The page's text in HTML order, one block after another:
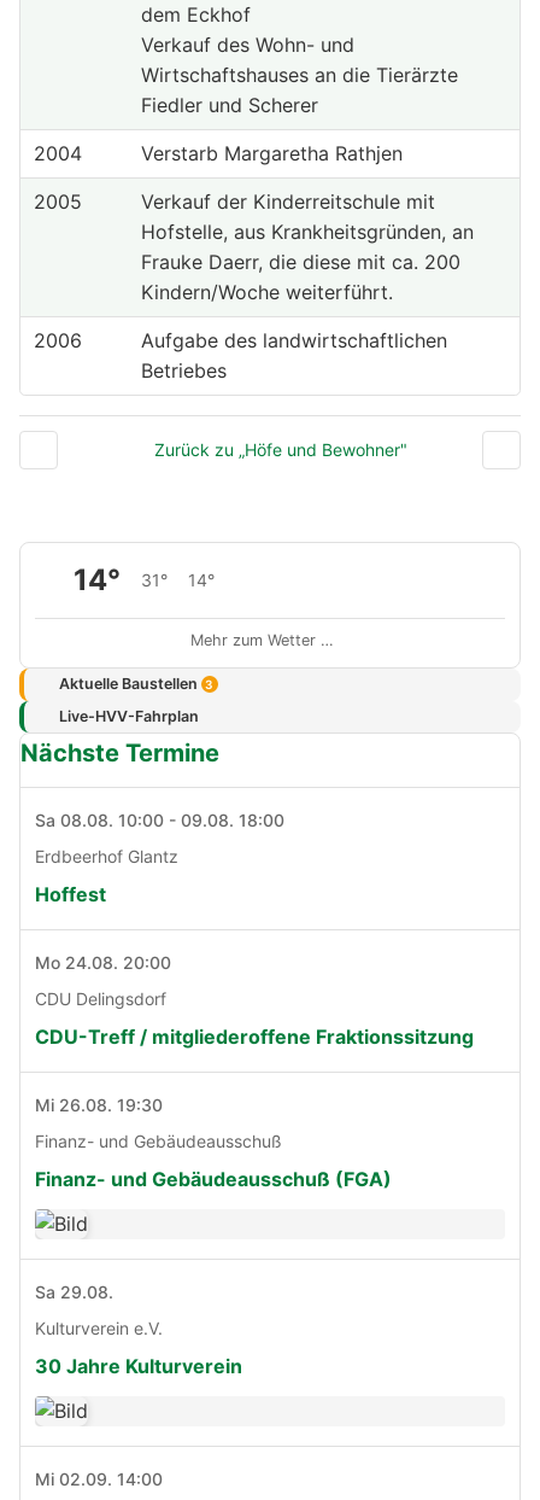
dem Eckhof
Verkauf des Wohn- und
Wirtschaftshauses an die Tierärzte
Fiedler und Scherer
2004
Verstarb Margaretha Rathjen
2005
Verkauf der Kinderreitschule mit
Hofstelle, aus Krankheitsgründen, an
Frauke Daerr, die diese mit ca. 200
Kindern/Woche weiterführt.
2006
Aufgabe des landwirtschaftlichen
Betriebes
Zurück zu „Höfe und Bewohner"
14° 31° 14°
Mehr zum Wetter …
Aktuelle Baustellen 3
Live-HVV-Fahrplan
Nächste Termine
Sa 08.08. 10:00 - 09.08. 18:00
Erdbeerhof Glantz
Hoffest
Mo 24.08. 20:00
CDU Delingsdorf
CDU-Treff / mitgliederoffene Fraktionssitzung
Mi 26.08. 19:30
Finanz- und Gebäudeausschuß
Finanz- und Gebäudeausschuß (FGA)
Sa 29.08.
Kulturverein e.V.
30 Jahre Kulturverein
Mi 02.09. 14:00